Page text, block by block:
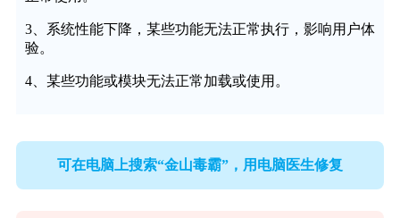
3、系统性能下降，某些功能无法正常执行，影响用户体
验。
4、某些功能或模块无法正常加载或使用。
可在电脑上搜索“金山毒霸”，用电脑医生修复